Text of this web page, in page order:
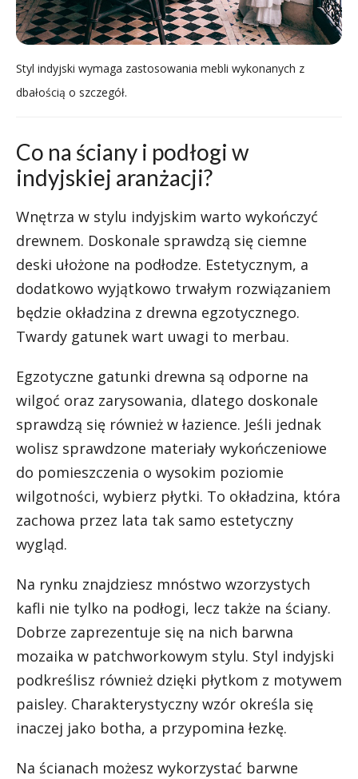
Styl indyjski wymaga zastosowania mebli wykonanych z
dbałością o szczegół.
Co na ściany i podłogi w
indyjskiej aranżacji?
Wnętrza w stylu indyjskim warto wykończyć
drewnem. Doskonale sprawdzą się ciemne
deski ułożone na podłodze. Estetycznym, a
dodatkowo wyjątkowo trwałym rozwiązaniem
będzie okładzina z drewna egzotycznego.
Twardy gatunek wart uwagi to merbau.
Egzotyczne gatunki drewna są odporne na
wilgoć oraz zarysowania, dlatego doskonale
sprawdzą się również w łazience. Jeśli jednak
wolisz sprawdzone materiały wykończeniowe
do pomieszczenia o wysokim poziomie
wilgotności, wybierz płytki. To okładzina, która
zachowa przez lata tak samo estetyczny
wygląd.
Na rynku znajdziesz mnóstwo wzorzystych
kafli nie tylko na podłogi, lecz także na ściany.
Dobrze zaprezentuje się na nich barwna
mozaika w patchworkowym stylu. Styl indyjski
podkreślisz również dzięki płytkom z motywem
paisley. Charakterystyczny wzór określa się
inaczej jako botha, a przypomina łezkę.
Na ścianach możesz wykorzystać barwne